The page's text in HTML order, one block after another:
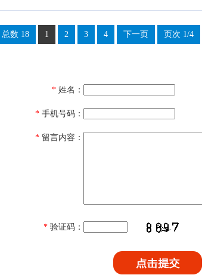
总数 18 1 2 3 4 下一页 页次 1/4
* 姓名：
* 手机号码：
* 留言内容：
* 验证码：